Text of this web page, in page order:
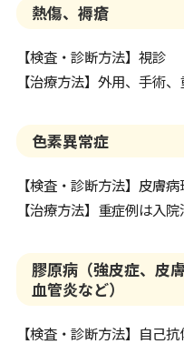
熱傷、褥瘡
【検査・診断方法】視診
【治療方法】外用、手術
色素異常症
【検査・診断方法】皮膚
【治療方法】重症例は入
膠原病（強皮症、皮
血管炎など）
【検査・診断方法】自己